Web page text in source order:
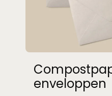
enveloppen